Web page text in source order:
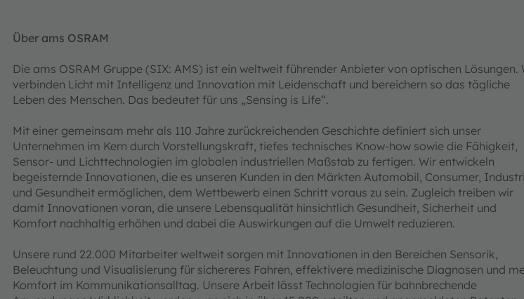
Über ams OSRAM
Die ams OSRAM Gruppe (SIX: AMS) ist ein weltweit führender Anbieter von optischen Lösungen.
verbinden Licht mit Intelligenz und Innovation mit Leidenschaft und bereichern so das tägliche
Leben des Menschen. Das bedeutet für uns „Sensing is Life“.
Mit einer gemeinsam mehr als 110 Jahre zurückreichenden Geschichte definiert sich unser
Unternehmen im Kern durch Vorstellungskraft, tiefes technisches Know-how sowie die Fähigkeit,
Sensor‑ und Lichttechnologien im globalen industriellen Maßstab zu fertigen. Wir entwickeln
begeisternde Innovationen, die es unseren Kunden in den Märkten Automobil, Consumer,
und Gesundheit ermöglichen, dem Wettbewerb einen Schritt voraus zu sein. Zugleich treiben wir
damit Innovationen voran, die unsere Lebensqualität hinsichtlich Gesundheit, Sicherheit und
Komfort nachhaltig erhöhen und dabei die Auswirkungen auf die Umwelt reduzieren.
Unsere rund 22.000 Mitarbeiter weltweit sorgen mit Innovationen in den Bereichen Sensorik,
Beleuchtung und Visualisierung für sichereres Fahren, effektivere medizinische Diagnosen und
Komfort im Kommunikationsalltag. Unsere Arbeit lässt Technologien für bahnbrechende